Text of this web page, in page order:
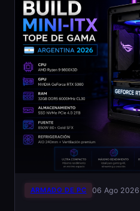
ARMADO DE PC 06 Ago 2026